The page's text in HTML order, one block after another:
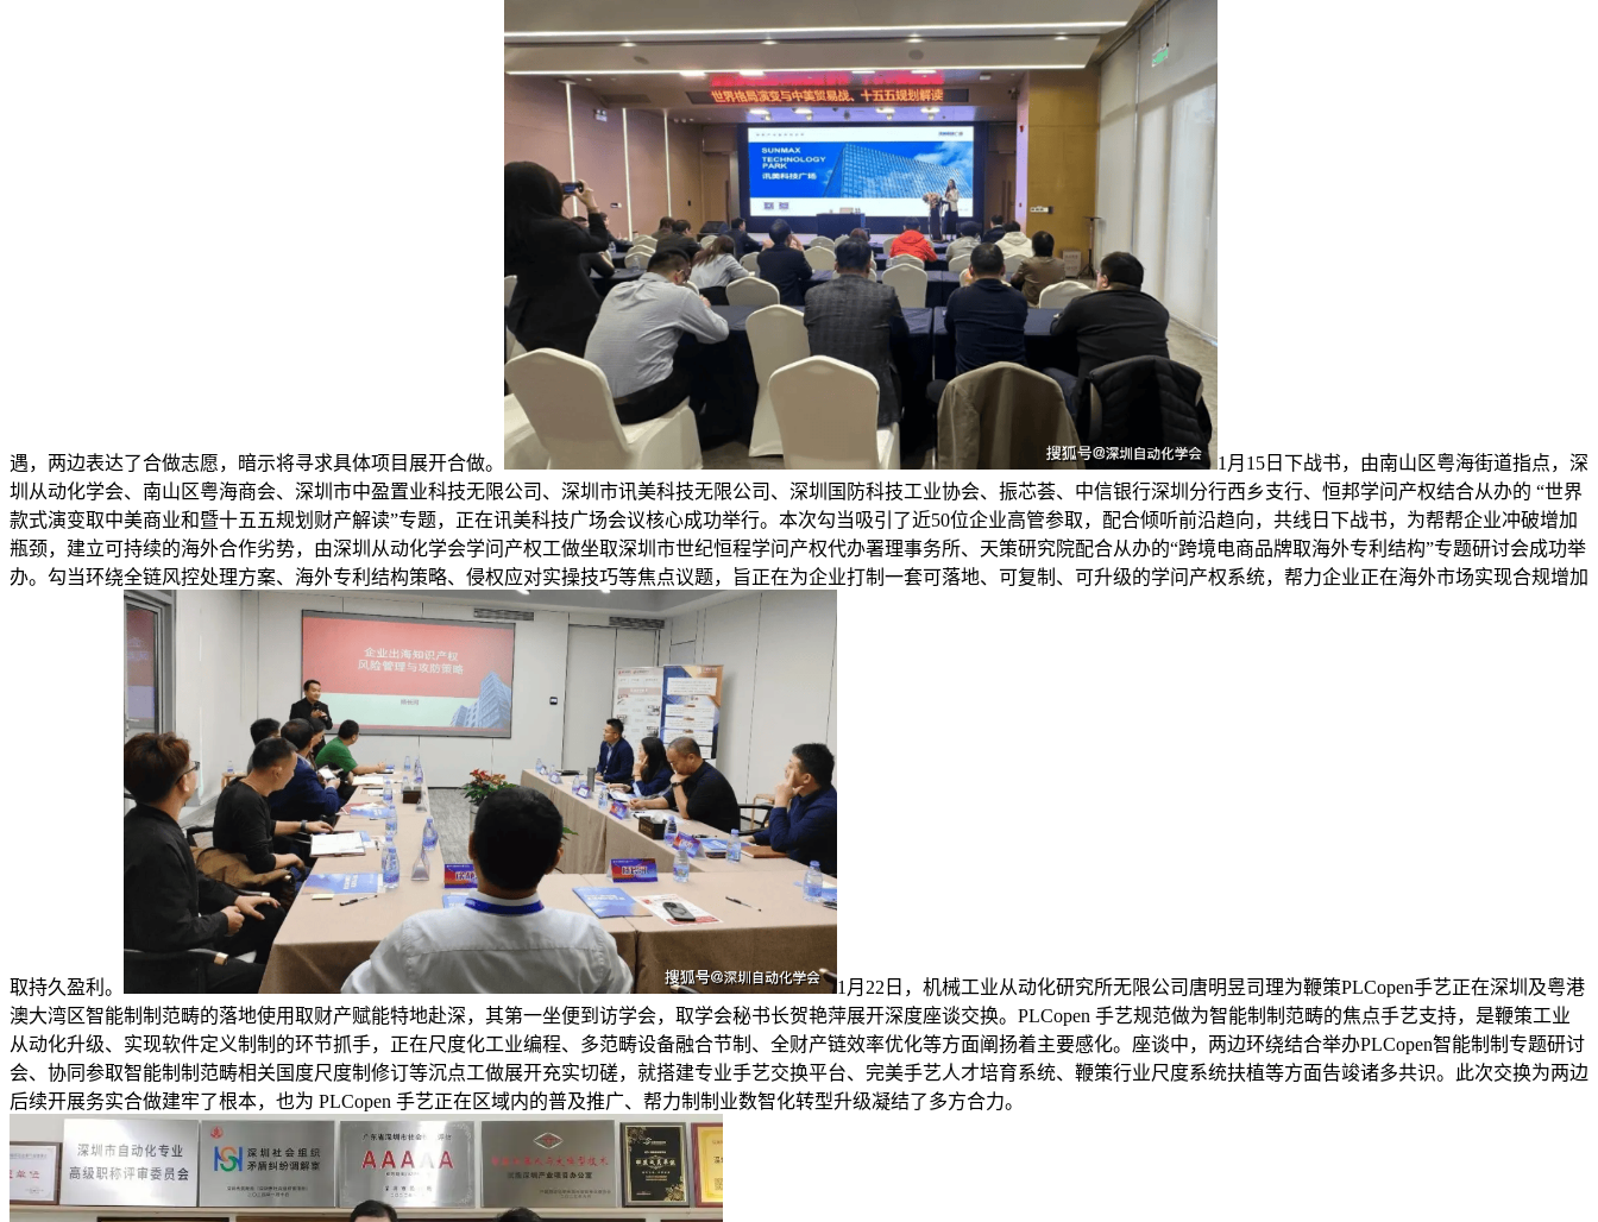
遇，两边表达了合做志愿，暗示将寻求具体项目展开合做。
1月15日下战书，由南山区粤海街道指点，深
圳从动化学会、南山区粤海商会、深圳市中盈置业科技无限公司、深圳市讯美科技无限公司、深圳国防科技工业协会、振芯荟、中信银行深圳分行西乡支行、恒邦学问产权结合从办的 “世界
款式演变取中美商业和暨十五五规划财产解读”专题，正在讯美科技广场会议核心成功举行。本次勾当吸引了近50位企业高管参取，配合倾听前沿趋向，共线日下战书，为帮帮企业冲破增加
瓶颈，建立可持续的海外合作劣势，由深圳从动化学会学问产权工做坐取深圳市世纪恒程学问产权代办署理事务所、天策研究院配合从办的“跨境电商品牌取海外专利结构”专题研讨会成功举
办。勾当环绕全链风控处理方案、海外专利结构策略、侵权应对实操技巧等焦点议题，旨正在为企业打制一套可落地、可复制、可升级的学问产权系统，帮力企业正在海外市场实现合规增加
取持久盈利。
1月22日，机械工业从动化研究所无限公司唐明昱司理为鞭策PLCopen手艺正在深圳及粤港
澳大湾区智能制制范畴的落地使用取财产赋能特地赴深，其第一坐便到访学会，取学会秘书长贺艳萍展开深度座谈交换。PLCopen 手艺规范做为智能制制范畴的焦点手艺支持，是鞭策工业
从动化升级、实现软件定义制制的环节抓手，正在尺度化工业编程、多范畴设备融合节制、全财产链效率优化等方面阐扬着主要感化。座谈中，两边环绕结合举办PLCopen智能制制专题研讨
会、协同参取智能制制范畴相关国度尺度制修订等沉点工做展开充实切磋，就搭建专业手艺交换平台、完美手艺人才培育系统、鞭策行业尺度系统扶植等方面告竣诸多共识。此次交换为两边
后续开展务实合做建牢了根本，也为 PLCopen 手艺正在区域内的普及推广、帮力制制业数智化转型升级凝结了多方合力。